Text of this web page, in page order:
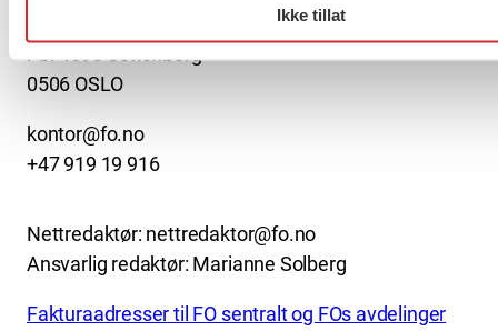
Ikke tillat
0506 OSLO
kontor@fo.no
+47 919 19 916
Nettredaktør: nettredaktor@fo.no
Ansvarlig redaktør: Marianne Solberg
Fakturaadresser til FO sentralt og FOs avdelinger